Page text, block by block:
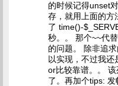
的时候记得unset
存，就用上面的方
了 time()-
秒。。 那个~~代
的问题。 除非追
以实现，不过我
or比较靠谱。。
了。再加个tips: